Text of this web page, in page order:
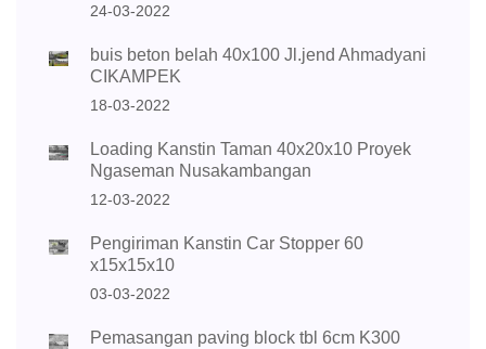
24-03-2022
buis beton belah 40x100 Jl.jend Ahmadyani
CIKAMPEK
18-03-2022
Loading Kanstin Taman 40x20x10 Proyek
Ngaseman Nusakambangan
12-03-2022
Pengiriman Kanstin Car Stopper 60
x15x15x10
03-03-2022
Pemasangan paving block tbl 6cm K300